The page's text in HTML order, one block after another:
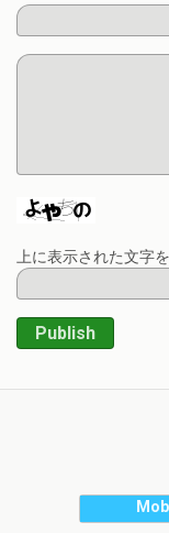
上に表示された文字
Publish